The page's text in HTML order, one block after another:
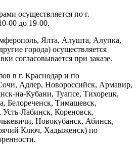
осуществляется по г.
00 до 19-00.
Ялта, Алушта, Алупка,
города) осуществляется
согласовывается при заказе.
в г. Краснодар и по
Адлер, Новороссийск, Армавир,
на-Кубани, Туапсе, Тихорецк,
Белореченск, Тимашевск,
Лабинск, Кореновск,
Новокубанск, Абинск,
Ключ, Хадыженск) по